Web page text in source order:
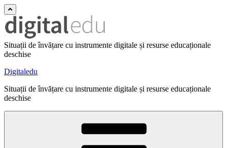
Situații de învățare cu instrumente digitale și resurse educaționale
deschise
Digitaledu
Situații de învățare cu instrumente digitale și resurse educaționale
deschise